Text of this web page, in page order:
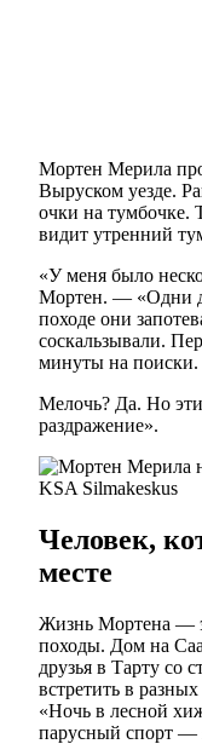
Мортен Мерила
Выруском уезде.
очки на тумбочке.
видит утренний
«У меня было
Мортен. — «Одни
походе они
соскальзывали.
минуты на поиски.
Мелочь? Да. Но
раздражение».
Человек,
месте
Жизнь Мортена —
походы. Дом на
друзья в Тарту со
встретить в
«Ночь в лесной
парусный спорт —